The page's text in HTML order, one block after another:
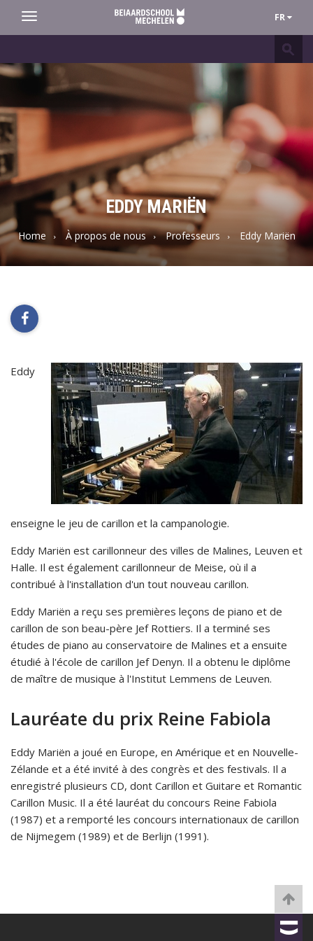
FR
Toggle
navigation
Beiaardschool
Mechelen
EDDY MARIËN
Home À propos de nous Professeurs Eddy Mariën
Eddy
enseigne le jeu de carillon et la campanologie.
Eddy Mariën est carillonneur des villes de Malines, Leuven et
Halle. Il est également carillonneur de Meise, où il a
contribué à l'installation d'un tout nouveau carillon.
Eddy Mariën a reçu ses premières leçons de piano et de
carillon de son beau-père Jef Rottiers. Il a terminé ses
études de piano au conservatoire de Malines et a ensuite
étudié à l'école de carillon Jef Denyn. Il a obtenu le diplôme
de maître de musique à l'Institut Lemmens de Leuven.
Lauréate du prix Reine Fabiola
Eddy Mariën a joué en Europe, en Amérique et en Nouvelle-
Zélande et a été invité à des congrès et des festivals. Il a
enregistré plusieurs CD, dont Carillon et Guitare et Romantic
Carillon Music. Il a été lauréat du concours Reine Fabiola
(1987) et a remporté les concours internationaux de carillon
de Nijmegem (1989) et de Berlijn (1991).